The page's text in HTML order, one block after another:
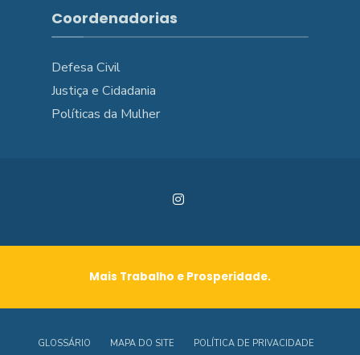
Coordenadorias
Defesa Civil
Justiça e Cidadania
Políticas da Mulher
Mais Trabalho e Prosperidade.
GLOSSÁRIO MAPA DO SITE POLÍTICA DE PRIVACIDADE